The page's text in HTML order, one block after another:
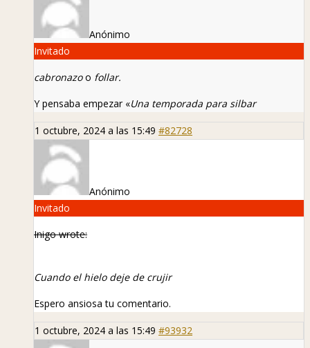
Anónimo
Invitado
cabronazoo follar.
Y pensaba empezar «Una temporada para silbar
1 octubre, 2024 a las 15:49 #82728
Anónimo
Invitado
Inigo wrote:
Cuando el hielo deje de crujir
Espero ansiosa tu comentario.
1 octubre, 2024 a las 15:49 #93932